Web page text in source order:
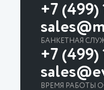
+7 (499)
БАНКЕТНАЯ
+7 (499)
ВРЕМЯ РАБОТЫ